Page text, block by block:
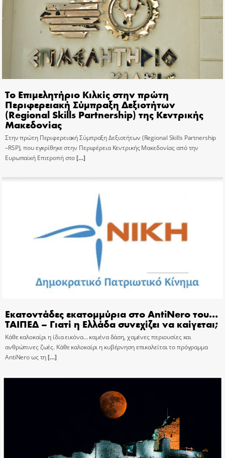
Το Επιμελητήριο Κιλκίς στην πρώτη
Περιφερειακή Σύμπραξη Δεξιοτήτων
(Regional Skills Partnership) της Κεντρικής
Μακεδονίας
Στην πρώτη Περιφερειακή Σύμπραξη Δεξιοτήτων (Regional Skills Partnership
–RSP), που εγκρίθηκε στην Περιφέρεια Κεντρικής Μακεδονίας από την
Ευρωπαϊκή Επιτροπή στο[…]
Εκατοντάδες εκατομμύρια στο AntiNero του…
ΤΑΙΠΕΔ – Γιατί η Ελλάδα συνεχίζει να καίγεται;
Κάθε καλοκαίρι η ίδια εικόνα… καμένα δάση, χαμένες περιουσίες και
ανθρώπινες ζωές. Κάθε καλοκαίρι η κυβέρνηση επικαλείται το πρόγραμμα
AntiNero ως τη[…]